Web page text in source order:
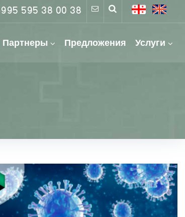
595 38 00 38
Партнеры Предложения Услуги